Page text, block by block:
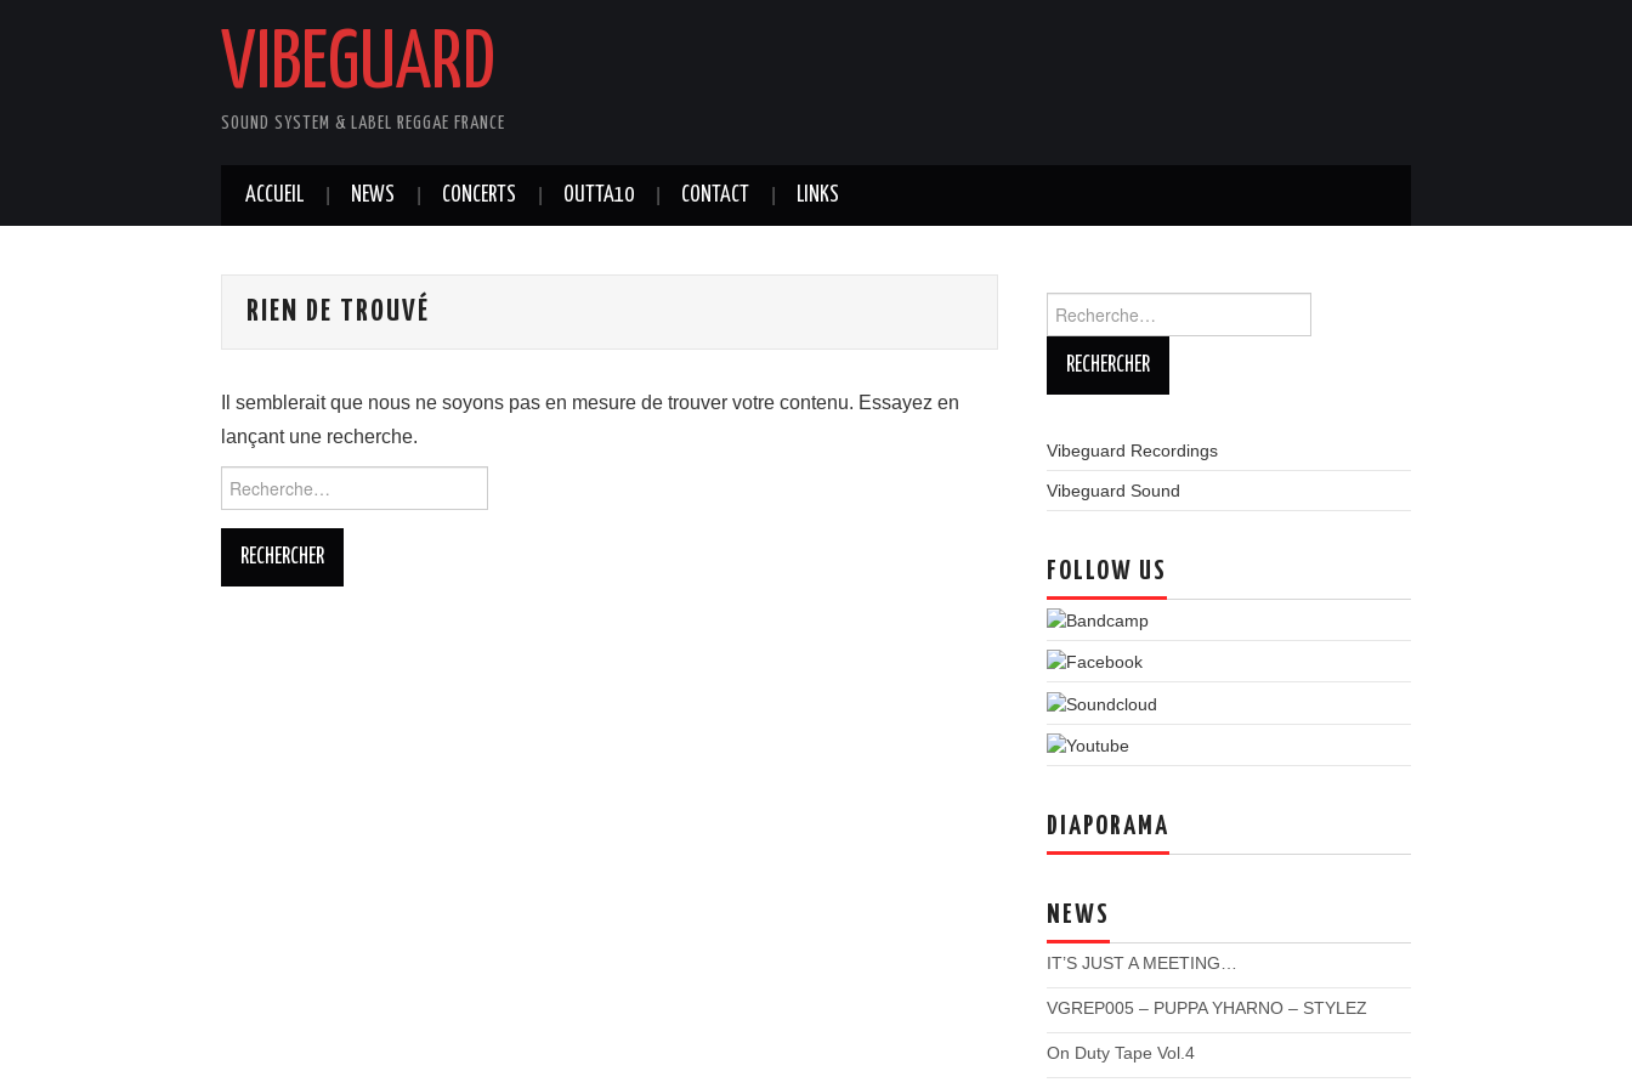
VIBEGUARD
SOUND SYSTEM & LABEL REGGAE FRANCE
ACCUEIL NEWS CONCERTS OUTTA10 CONTACT LINKS
RIEN DE TROUVÉ
Il semblerait que nous ne soyons pas en mesure de trouver votre contenu. Essayez en
lançant une recherche.
Vibeguard Recordings
Vibeguard Sound
FOLLOW US
DIAPORAMA
NEWS
IT’S JUST A MEETING…
VGREP005 – PUPPA YHARNO – STYLEZ
On Duty Tape Vol.4